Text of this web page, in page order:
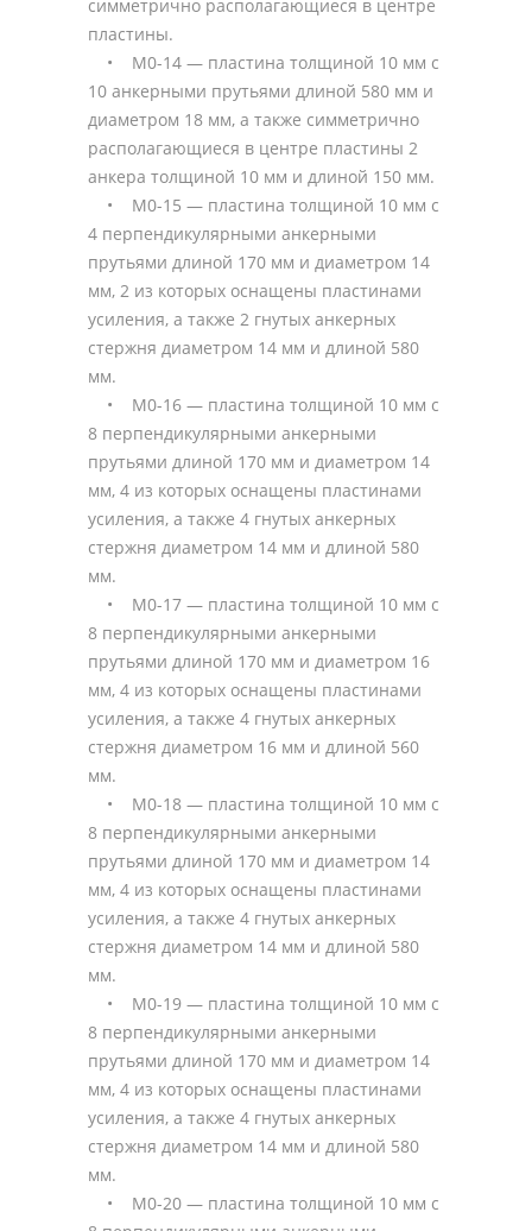
симметрично располагающиеся в центре
пластины.
• М0-14 — пластина толщиной 10 мм с
10 анкерными прутьями длиной 580 мм и
диаметром 18 мм, а также симметрично
располагающиеся в центре пластины 2
анкера толщиной 10 мм и длиной 150 мм.
• М0-15 — пластина толщиной 10 мм с
4 перпендикулярными анкерными
прутьями длиной 170 мм и диаметром 14
мм, 2 из которых оснащены пластинами
усиления, а также 2 гнутых анкерных
стержня диаметром 14 мм и длиной 580
мм.
• М0-16 — пластина толщиной 10 мм с
8 перпендикулярными анкерными
прутьями длиной 170 мм и диаметром 14
мм, 4 из которых оснащены пластинами
усиления, а также 4 гнутых анкерных
стержня диаметром 14 мм и длиной 580
мм.
• М0-17 — пластина толщиной 10 мм с
8 перпендикулярными анкерными
прутьями длиной 170 мм и диаметром 16
мм, 4 из которых оснащены пластинами
усиления, а также 4 гнутых анкерных
стержня диаметром 16 мм и длиной 560
мм.
• М0-18 — пластина толщиной 10 мм с
8 перпендикулярными анкерными
прутьями длиной 170 мм и диаметром 14
мм, 4 из которых оснащены пластинами
усиления, а также 4 гнутых анкерных
стержня диаметром 14 мм и длиной 580
мм.
• М0-19 — пластина толщиной 10 мм с
8 перпендикулярными анкерными
прутьями длиной 170 мм и диаметром 14
мм, 4 из которых оснащены пластинами
усиления, а также 4 гнутых анкерных
стержня диаметром 14 мм и длиной 580
мм.
• М0-20 — пластина толщиной 10 мм с